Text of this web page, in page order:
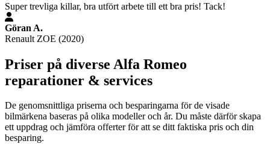
Super trevliga killar, bra utfört arbete till ett bra pris! Tack!
Göran A.
Renault ZOE (2020)
Priser på diverse Alfa Romeo
reparationer & services
De genomsnittliga priserna och besparingarna för de visade
bilmärkena baseras på olika modeller och år. Du måste därför skapa
ett uppdrag och jämföra offerter för att se ditt faktiska pris och din
besparing.